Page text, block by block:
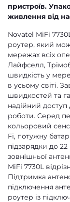
пристроїв.
живлення від
Novatel MiFi
роутер, який
мережах всіх
Лайфселл,
швидкість у
в усьому світі.
швидкостей та
надійний доступ
роботи. Серед
кольоровий
Fi, потужну
підзарядки до
зовнішньої
MiFi 7730L
Підтримка
підключення
роутер із